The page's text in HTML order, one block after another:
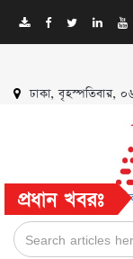
ঢাকা, বৃহস্পতিবার,
প্রধান খবরঃ
১৬ ব্র্যান্ড, মিলবে